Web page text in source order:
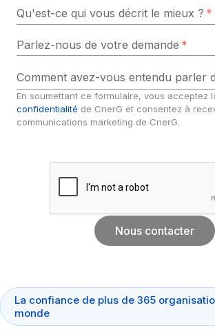
Qu'est-ce qui vous décrit le mieux ? *
Parlez-nous de votre demande *
Comment avez-vous entendu parler
En soumettant ce formulaire, vous acceptez
confidentialité de CnerG et consentez à
communications marketing de CnerG.
Nous contacter
La confiance de plus de 365
monde